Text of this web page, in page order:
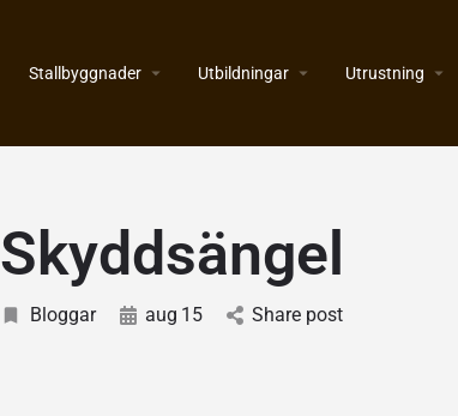
Stallbyggnader Utbildningar Utrustning
Skyddsängel
Bloggar aug 15 Share post